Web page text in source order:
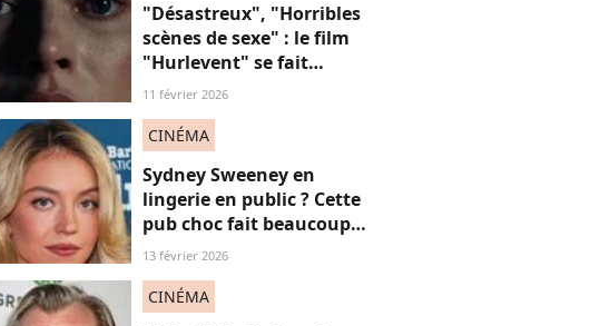
"Désastreux", "Horribles
scènes de sexe" : le film
"Hurlevent" se fait
détruire par la presse, et si
sexistes ?
11 février 2026
CINÉMA
Sydney Sweeney en
lingerie en public ? Cette
pub choc fait beaucoup
(trop ?) réagir
13 février 2026
CINÉMA